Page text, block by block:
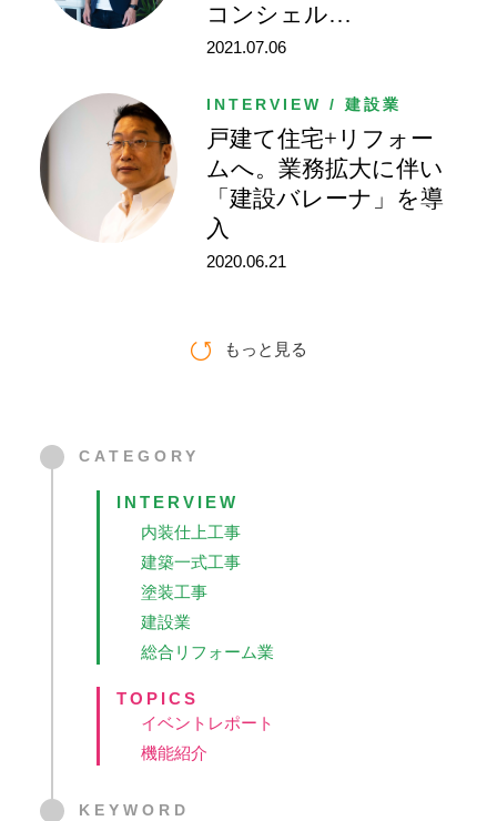
コンシェル…
2021.07.06
INTERVIEW / 建設業
戸建て住宅+リフォー
ムへ。業務拡大に伴い
「建設バレーナ」を導
入
2020.06.21
もっと見る
CATEGORY
INTERVIEW
内装仕上工事
建築一式工事
塗装工事
建設業
総合リフォーム業
TOPICS
イベントレポート
機能紹介
KEYWORD